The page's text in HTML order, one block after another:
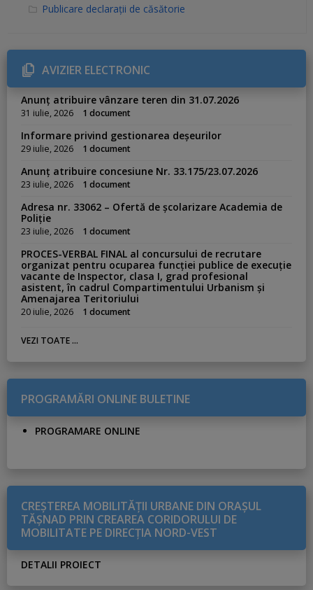
C
r
i
e
s
Publicare declarații de căsătorie
AVIZIER ELECTRONIC
Anunț atribuire vânzare teren din 31.07.2026
31 iulie, 2026 1 document
Informare privind gestionarea deșeurilor
29 iulie, 2026 1 document
Anunț atribuire concesiune Nr. 33.175/23.07.2026
23 iulie, 2026 1 document
Adresa nr. 33062 – Ofertă de școlarizare Academia de
Poliție
23 iulie, 2026 1 document
PROCES-VERBAL FINAL al concursului de recrutare
organizat pentru ocuparea funcției publice de execuție
vacante de Inspector, clasa I, grad profesional
asistent, în cadrul Compartimentului Urbanism și
Amenajarea Teritoriului
20 iulie, 2026 1 document
VEZI TOATE ...
PROGRAMĂRI ONLINE BULETINE
PROGRAMARE ONLINE
CREŞTEREA MOBILITĂŢII URBANE DIN ORAŞUL
TĂŞNAD PRIN CREAREA CORIDORULUI DE
MOBILITATE PE DIRECŢIA NORD-VEST
DETALII PROIECT